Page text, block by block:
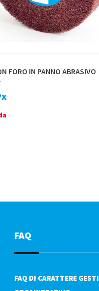
FORO IN PANNO ABRASIVO
FAQ
FAQ DI CARATTERE